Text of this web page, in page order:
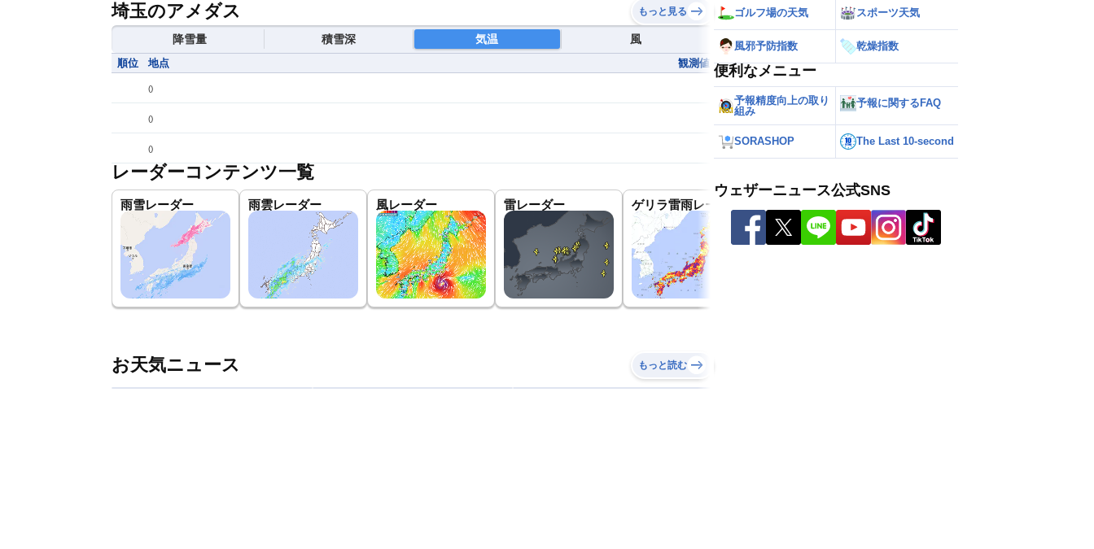
埼玉のアメダス もっと見る
降雪量 積雪深 気温 風
順位 地点 観測値
()
()
()
レーダーコンテンツ一覧
雨雪レーダー 雨雲レーダー 風レーダー 雷レーダー ゲリラ雷雨レーダー
お天気ニュース もっと読む
ゴルフ場の天気 スポーツ天気
風邪予防指数 乾燥指数
便利なメニュー
予報精度向上の取り
組み
予報に関するFAQ
SORASHOP The Last 10-second
ウェザーニュース公式SNS